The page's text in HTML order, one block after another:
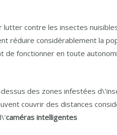
contre les insectes
réduire considérablement la
fonctionner en toute
des zones infestées
couvrir des distances
caméras intelligentes